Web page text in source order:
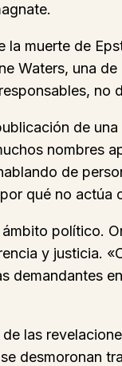
la muerte de
Waters, una
no
de
nombres
de
qué no
político.
y justicia.
demandantes
las
desmoronan